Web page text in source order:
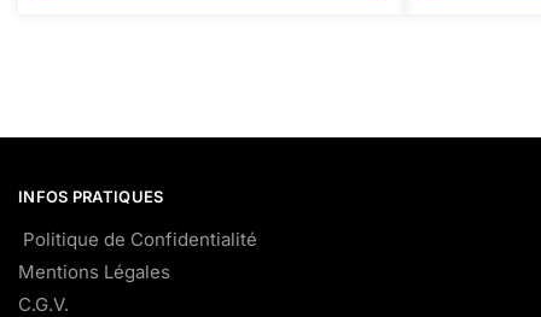
INFOS PRATIQUES
Politique de Confidentialité
Mentions Légales
C.G.V.